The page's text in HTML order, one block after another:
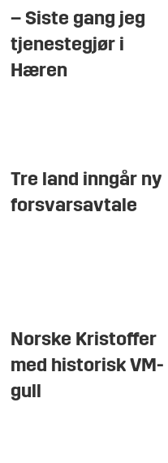
– Siste gang jeg
tjenestegjør i
Hæren
Tre land inngår ny
forsvarsavtale
Norske Kristoffer
med historisk VM-
gull